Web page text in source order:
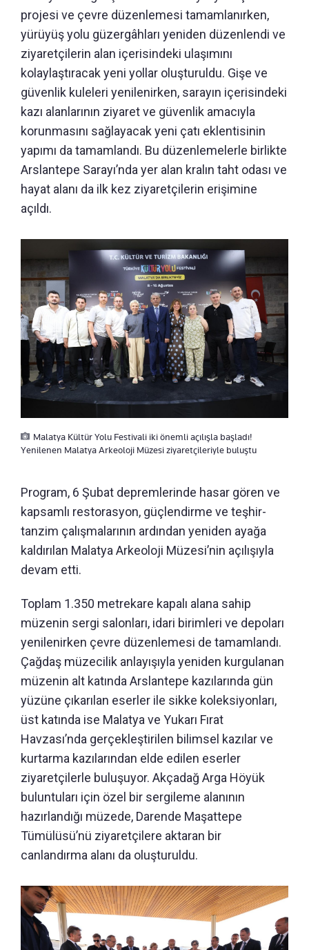
projesi ve çevre düzenlemesi tamamlanırken,
yürüyüş yolu güzergâhları yeniden düzenlendi ve
ziyaretçilerin alan içerisindeki ulaşımını
kolaylaştıracak yeni yollar oluşturuldu. Gişe ve
güvenlik kuleleri yenilenirken, sarayın içerisindeki
kazı alanlarının ziyaret ve güvenlik amacıyla
korunmasını sağlayacak yeni çatı eklentisinin
yapımı da tamamlandı. Bu düzenlemelerle birlikte
Arslantepe Sarayı’nda yer alan kralın taht odası ve
hayat alanı da ilk kez ziyaretçilerin erişimine
açıldı.
Malatya Kültür Yolu Festivali iki önemli açılışla başladı!
Yenilenen Malatya Arkeoloji Müzesi ziyaretçileriyle buluştu
Program, 6 Şubat depremlerinde hasar gören ve
kapsamlı restorasyon, güçlendirme ve teşhir-
tanzim çalışmalarının ardından yeniden ayağa
kaldırılan Malatya Arkeoloji Müzesi’nin açılışıyla
devam etti.
Toplam 1.350 metrekare kapalı alana sahip
müzenin sergi salonları, idari birimleri ve depoları
yenilenirken çevre düzenlemesi de tamamlandı.
Çağdaş müzecilik anlayışıyla yeniden kurgulanan
müzenin alt katında Arslantepe kazılarında gün
yüzüne çıkarılan eserler ile sikke koleksiyonları,
üst katında ise Malatya ve Yukarı Fırat
Havzası’nda gerçekleştirilen bilimsel kazılar ve
kurtarma kazılarından elde edilen eserler
ziyaretçilerle buluşuyor. Akçadağ Arga Höyük
buluntuları için özel bir sergileme alanının
hazırlandığı müzede, Darende Maşattepe
Tümülüsü’nü ziyaretçilere aktaran bir
canlandırma alanı da oluşturuldu.